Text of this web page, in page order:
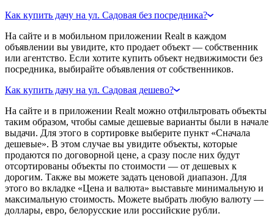
Как купить дачу на ул. Садовая без посредника?
На сайте и в мобильном приложении Realt в каждом
объявлении вы увидите, кто продает объект — собственник
или агентство. Если хотите купить объект недвижимости без
посредника, выбирайте объявления от собственников.
Как купить дачу на ул. Садовая дешево?
На сайте и в приложении Realt можно отфильтровать объекты
таким образом, чтобы самые дешевые варианты были в начале
выдачи. Для этого в сортировке выберите пункт «Сначала
дешевые». В этом случае вы увидите объекты, которые
продаются по договорной цене, а сразу после них будут
отсортированы объекты по стоимости — от дешевых к
дорогим. Также вы можете задать ценовой диапазон. Для
этого во вкладке «Цена и валюта» выставьте минимальную и
максимальную стоимость. Можете выбрать любую валюту —
доллары, евро, белорусские или российские рубли.